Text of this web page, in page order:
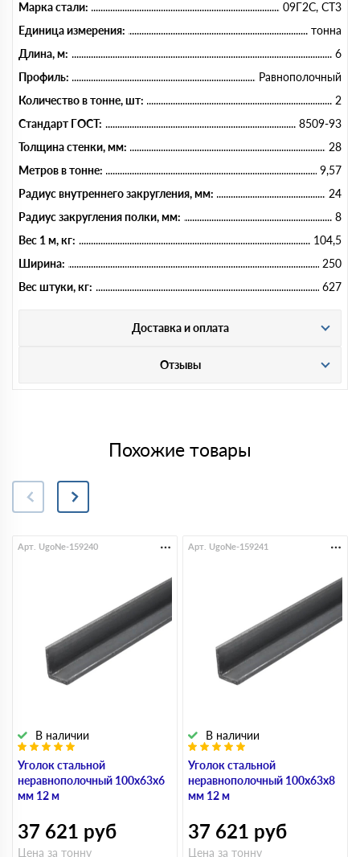
Марка стали:
09Г2С, СТ3
Единица измерения:
тонна
Длина, м:
6
Профиль:
Равнополочный
Количество в тонне, шт:
2
Стандарт ГОСТ:
8509-93
Толщина стенки, мм:
28
Метров в тонне:
9,57
Радиус внутреннего закругления, мм:
24
Радиус закругления полки, мм:
8
Вес 1 м, кг:
104,5
Ширина:
250
Вес штуки, кг:
627
Доставка и оплата
Отзывы
Похожие товары
Уголок стальной
неравнополочный 100х63х6
мм 12 м
В наличии
Арт. UgoNe-159240
37 621 руб
Цена за тонну
Уголок стальной
неравнополочный 100х63х8
мм 12 м
В наличии
Арт. UgoNe-159241
37 621 руб
Цена за тонну